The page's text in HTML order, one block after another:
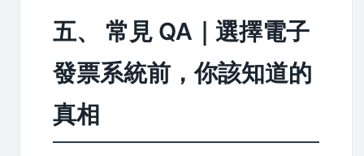
五、 常見 QA｜選擇電子
發票系統前，你該知道的
真相